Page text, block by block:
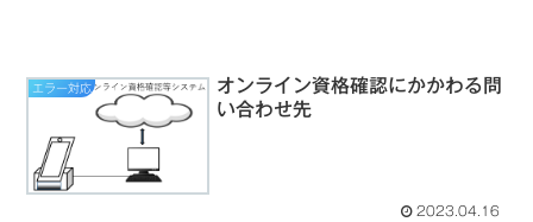
エラー対応
オンライン資格確認にかかわる問
い合わせ先
2023.04.16